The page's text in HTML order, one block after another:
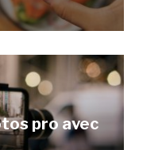
pro avec